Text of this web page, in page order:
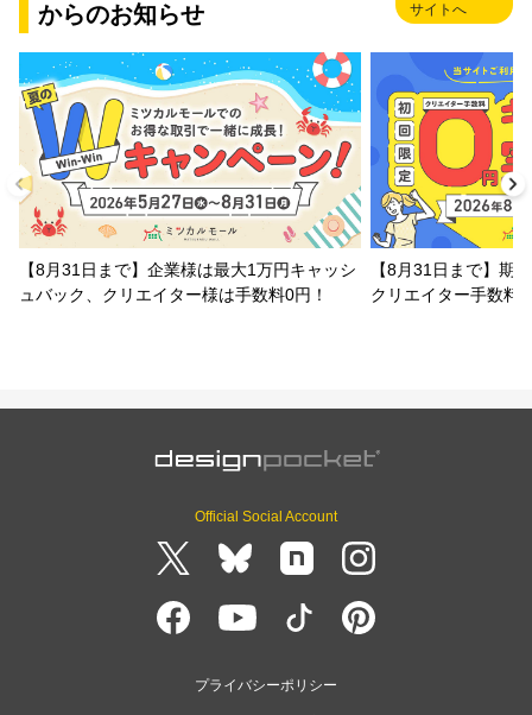
からのお知らせ
サイトへ
【8月31日まで】企業様は最大1万円キャッシ
ュバック、クリエイター様は手数料0円！
【8月31日まで】期
クリエイター手数料
Official Social Account
プライバシーポリシー